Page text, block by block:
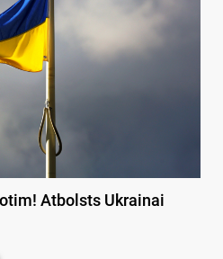
Atbolsts Ukrainai